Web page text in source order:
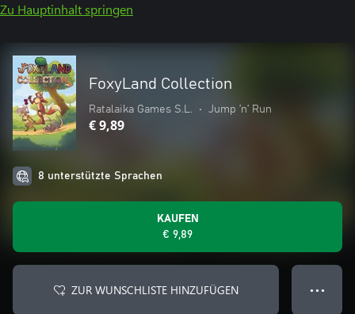
Zu Hauptinhalt springen
FoxyLand Collection
Ratalaika Games S.L. • Jump ’n’ Run
€ 9,89
8 unterstützte Sprachen
KAUFEN
€ 9,89
ZUR WUNSCHLISTE HINZUFÜGEN ● ● ●